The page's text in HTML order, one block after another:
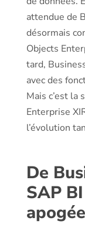
attendue de
désormais
Objects
tard,
avec des
Mais c’est la
Enterprise
l’évolution
De
SAP
apogée